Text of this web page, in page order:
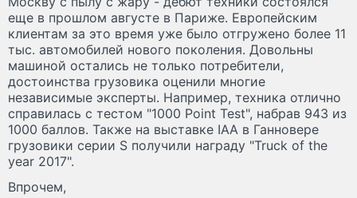
еще в прошлом августе в Париже. Европейским
клиентам за это время уже было отгружено более 11
тыс. автомобилей нового поколения. Довольны
машиной остались не только потребители,
достоинства грузовика оценили многие
независимые эксперты. Например, техника отлично
справилась с тестом "1000 Point Test", набрав 943 из
1000 баллов. Также на выставке IAA в Ганновере
грузовики серии S получили награду "Truck of the
year 2017".
Впрочем,